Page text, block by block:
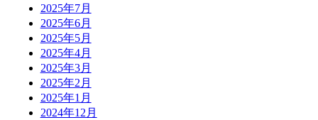
2025年7月
2025年6月
2025年5月
2025年4月
2025年3月
2025年2月
2025年1月
2024年12月